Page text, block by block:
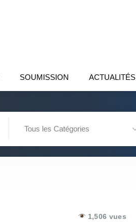
SOUMISSION ACTUALITÉS
Tous les Catégories
1,506 vues